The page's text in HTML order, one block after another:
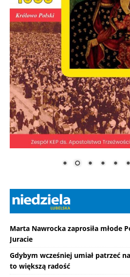
Marta Nawrocka zaprosiła młode
Juracie
Gdybym wcześniej umiał patrzeć
to większą radość